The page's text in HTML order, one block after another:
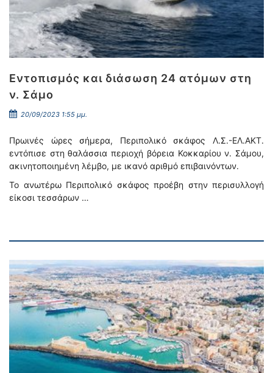
Εντοπισμός και διάσωση 24 ατόμων στη
ν. Σάμο
20/09/2023 1:55 μμ.
Πρωινές ώρες σήμερα, Περιπολικό σκάφος Λ.Σ.-ΕΛ.ΑΚΤ.
εντόπισε στη θαλάσσια περιοχή βόρεια Κοκκαρίου ν. Σάμου,
ακινητοποιημένη λέμβο, με ικανό αριθμό επιβαινόντων.
Το ανωτέρω Περιπολικό σκάφος προέβη στην περισυλλογή
είκοσι τεσσάρων …